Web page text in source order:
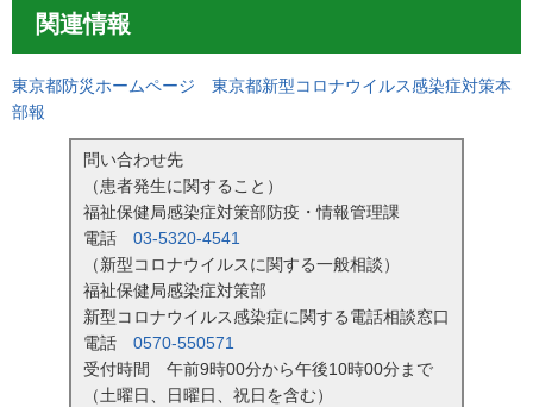
関連情報
東京都防災ホームページ 東京都新型コロナウイルス感染症対策本
部報
問い合わせ先
（患者発生に関すること）
福祉保健局感染症対策部防疫・情報管理課
電話 03-5320-4541
（新型コロナウイルスに関する一般相談）
福祉保健局感染症対策部
新型コロナウイルス感染症に関する電話相談窓口
電話 0570-550571
受付時間 午前9時00分から午後10時00分まで
（土曜日、日曜日、祝日を含む）